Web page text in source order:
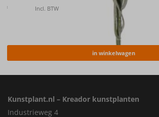
€ Incl. BTW
in winkelwagen
Kunstplant.nl – Kreador kunstplanten
Industrieweg 4